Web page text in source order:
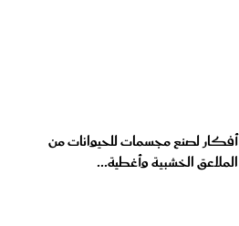
أفكار لصنع مجسمات للحيوانات من
الملاعق الخشبية وأغطية...